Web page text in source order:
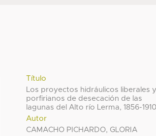
Título
Los proyectos hidráulicos liberales
porfirianos de desecación de las
lagunas del Alto río Lerma, 1856-
Autor
CAMACHO PICHARDO, GLORIA